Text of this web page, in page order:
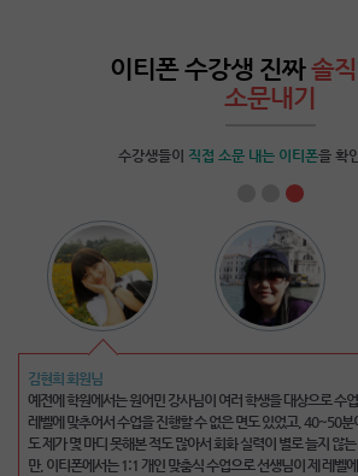
이티폰 수강생 진짜솔
소문내기
수강생들이 직접 소문 내는 이티폰을 확
김현희 회원님
예전에 학원에서는 원어민 강사님이 여러 학생을 대상으로 수
레벨에 맞추어서 수업을 진행할 수 없은 면도 있었고, 40~50
도 제가 몇 마디 못해본 적도 많아서 회화 실력이 별로 늘지 않
만, 이티폰에서는 1:1 개인 맞춤식 수업으로 선생님이 제 레벨